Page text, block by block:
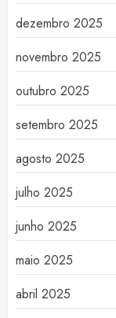
dezembro 2025
novembro 2025
outubro 2025
setembro 2025
agosto 2025
julho 2025
junho 2025
maio 2025
abril 2025